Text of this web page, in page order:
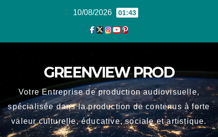
10/08/2026 01:43
GREENVIEW PROD
Votre Entreprise de production audiovisuelle,
spécialisée dans la production de contenus à forte
valeur culturelle, éducative, sociale et artistique.